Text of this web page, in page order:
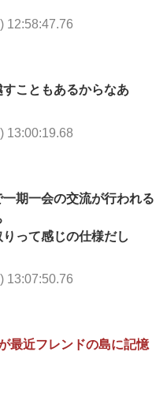
12:58:47.76
こともあるからなあ
13:00:19.68
期一会の交流が行われる
って感じの仕様だし
13:07:50.76
最近フレンドの島に記憶